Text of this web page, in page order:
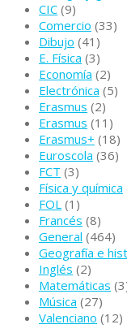
CIC (9)
Comercio (33)
Dibujo (41)
E. Física (3)
Economía (2)
Electrónica (5)
Erasmus (2)
Erasmus (11)
Erasmus+ (18)
Euroscola (36)
FCT (3)
Física y química
FOL (1)
Francés (8)
General (464)
Geografía e
Inglés (2)
Matemáticas
Música (27)
Valenciano (12)